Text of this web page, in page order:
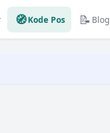
🧭Kode Pos 📝 Blog